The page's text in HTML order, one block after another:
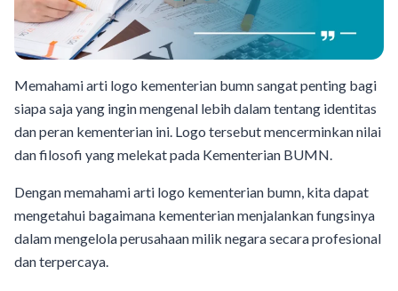
Memahami arti logo kementerian bumn sangat penting bagi
siapa saja yang ingin mengenal lebih dalam tentang identitas
dan peran kementerian ini. Logo tersebut mencerminkan nilai
dan filosofi yang melekat pada Kementerian BUMN.
Dengan memahami arti logo kementerian bumn, kita dapat
mengetahui bagaimana kementerian menjalankan fungsinya
dalam mengelola perusahaan milik negara secara profesional
dan terpercaya.